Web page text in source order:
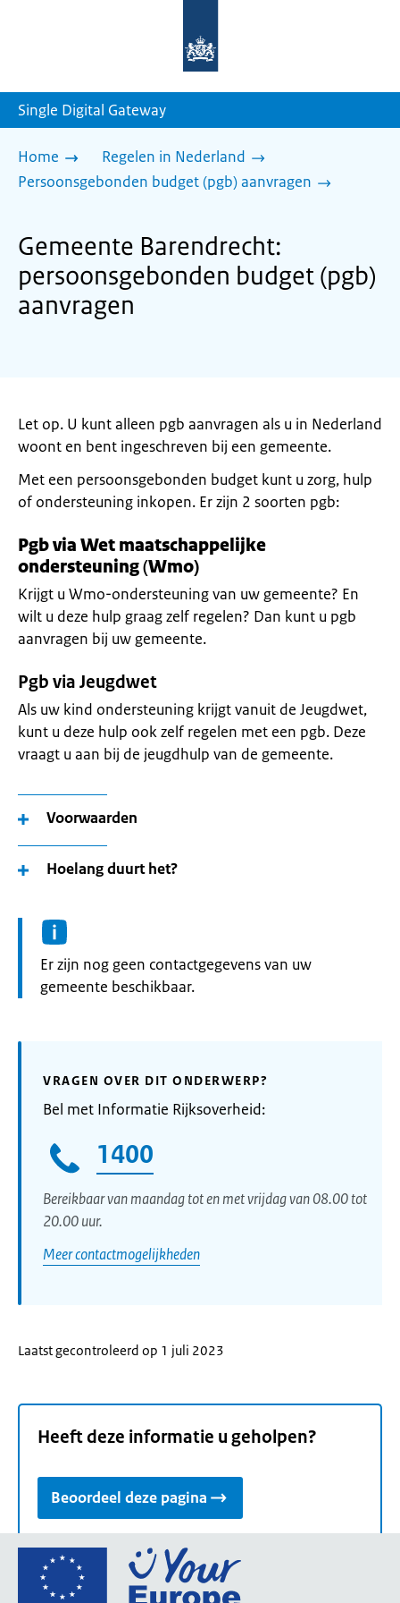
homepage
Single Digital Gateway
Home
Regelen in Nederland
Persoonsgebonden budget (pgb) aanvragen
Gemeente Barendrecht:
persoonsgebonden budget (pgb)
aanvragen
Let op. U kunt alleen pgb aanvragen als u in Nederland
woont en bent ingeschreven bij een gemeente.
Met een persoonsgebonden budget kunt u zorg, hulp
of ondersteuning inkopen. Er zijn 2 soorten pgb:
Pgb via Wet maatschappelijke
ondersteuning(Wmo)
Krijgt u Wmo-ondersteuning van uw gemeente? En
wilt u deze hulp graag zelf regelen? Dan kunt u pgb
aanvragen bij uw gemeente.
Pgb via Jeugdwet
Als uw kind ondersteuning krijgt vanuit de Jeugdwet,
kunt u deze hulp ook zelf regelen met een pgb. Deze
vraagt u aan bij de jeugdhulp van de gemeente.
Voorwaarden
Hoelang duurt het?
Informatie:
Er zijn nog geen contactgegevens van uw
gemeente beschikbaar.
VRAGEN OVER DIT ONDERWERP?
Bel met Informatie Rijksoverheid:
1400
Bereikbaar van maandag tot en met vrijdag van 08.00 tot
20.00 uur.
Meer contactmogelijkheden
Laatst gecontroleerd op 1 juli 2023
Heeft deze informatie u geholpen?
Beoordeel deze pagina
Ga